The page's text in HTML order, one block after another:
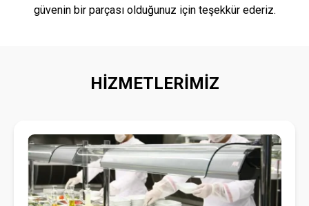
güvenin bir parçası olduğunuz için teşekkür ederiz.
HİZMETLERİMİZ